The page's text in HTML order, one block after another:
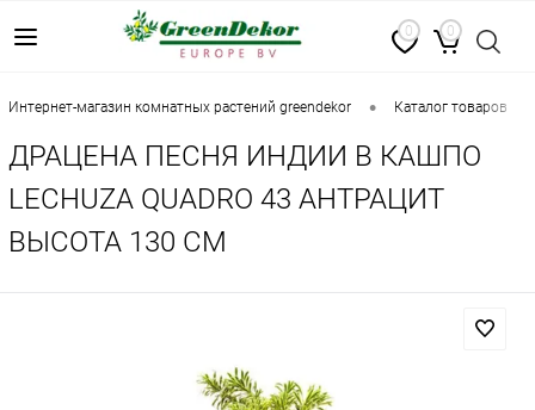
0 0
интернет-магазин комнатных растений greendekor • каталог товаров
ДРАЦЕНА ПЕСНЯ ИНДИИ В КАШПО
LECHUZA QUADRO 43 АНТРАЦИТ
ВЫСОТА 130 СМ